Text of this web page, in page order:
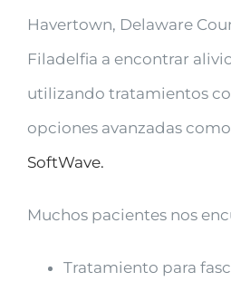
Havertown, Delaware
Filadelfia a encontrar
utilizando tratamientos
opciones avanzadas
SoftWave.
Muchos pacientes nos
Tratamiento para